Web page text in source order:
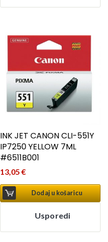
INK JET CANON CLI-551Y
IP7250 YELLOW 7ML
#6511B001
13,05€
Dodaj u košaricu
Usporedi